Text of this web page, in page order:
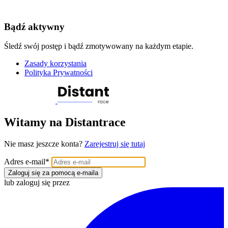
Bądź aktywny
Śledź swój postęp i bądź zmotywowany na każdym etapie.
Zasady korzystania
Polityka Prywatności
Witamy na Distantrace
Nie masz jeszcze konta? Zarejestruj się tutaj
Adres e-mail*
Zaloguj się za pomocą e-maila
lub zaloguj się przez